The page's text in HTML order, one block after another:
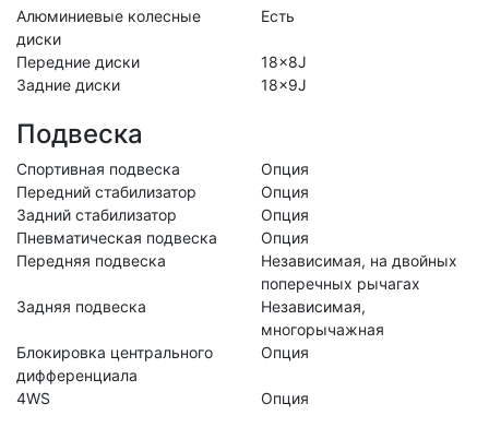
Алюминиевые колесные
диски
Есть
Передние диски
18x8J
Задние диски
18x9J
Подвеска
Спортивная подвеска
Опция
Передний стабилизатор
Опция
Задний стабилизатор
Опция
Пневматическая подвеска
Опция
Передняя подвеска
Независимая, на двойных
поперечных рычагах
Задняя подвеска
Независимая,
многорычажная
Блокировка центрального
дифференциала
Опция
4WS Опция